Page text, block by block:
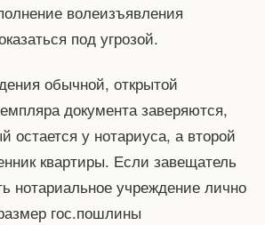
волеизъявления
под угрозой.
обычной, открытой
документа заверяются,
остается у нотариуса, а второй
квартиры. Если завещатель
нотариальное учреждение лично
гос.пошлины